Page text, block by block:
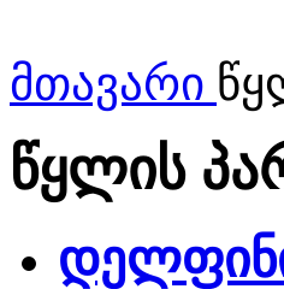
მთავარი
წყლის